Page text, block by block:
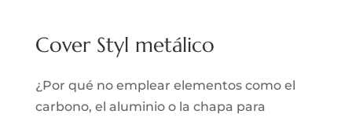
Cover Styl metálico
¿Por qué no emplear elementos como el
carbono, el aluminio o la chapa para